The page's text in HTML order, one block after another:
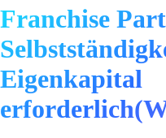
Franchise
Eigenkapital